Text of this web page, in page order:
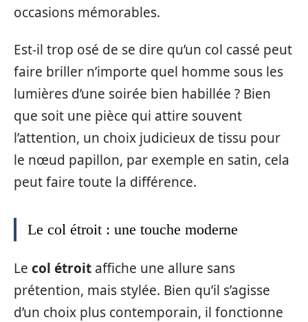
occasions mémorables.
Est-il trop osé de se dire qu’un col cassé peut
faire briller n’importe quel homme sous les
lumières d’une soirée bien habillée ? Bien
que soit une pièce qui attire souvent
l’attention, un choix judicieux de tissu pour
le nœud papillon, par exemple en satin, cela
peut faire toute la différence.
Le col étroit : une touche moderne
Le col étroit affiche une allure sans
prétention, mais stylée. Bien qu’il s’agisse
d’un choix plus contemporain, il fonctionne